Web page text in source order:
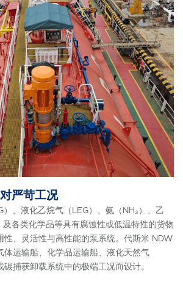
严苛工况
）、液化乙烷气（LEG）、氨（NH₃）、乙
及各类化学品等具有腐蚀性或低温特性的货物
性、灵活性与高性能的泵系统。代斯米 NDW
体运输船、化学品运输船、液化天然气
碳捕获卸载系统中的极端工况而设计。